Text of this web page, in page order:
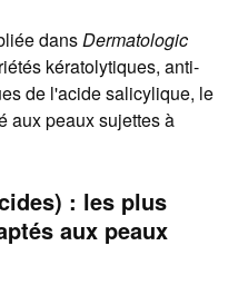
dansDermatologic
kératolytiques, anti-
de l'acide salicylique, le
aux peaux sujettes à
: les plus
aux peaux